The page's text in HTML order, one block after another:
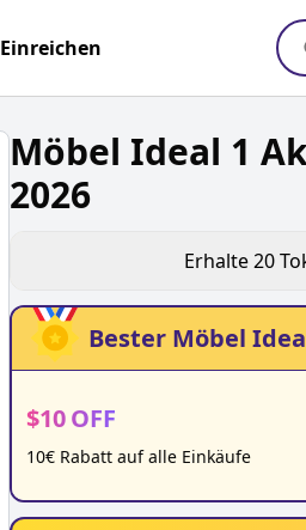
Einreichen
Möbel Ideal 1
2026
Erhalte20
Bester Möbel
$10OFF
10€ Rabatt auf alle Einkäufe